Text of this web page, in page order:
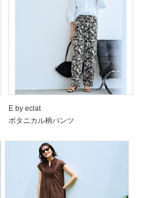
E by eclat
ボタニカル柄パンツ